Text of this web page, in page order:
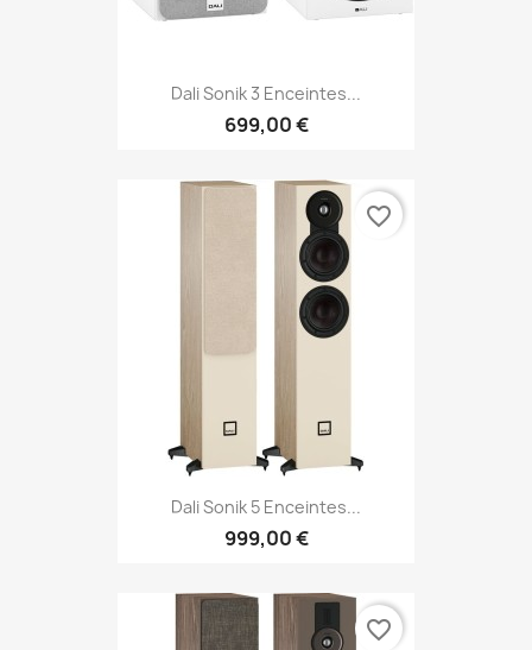
Dali Sonik 3 Enceintes...
699,00 €
Dali Sonik 5 Enceintes...
999,00 €
favorite_border
favorite_border